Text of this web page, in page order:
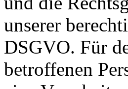
unserer
DSGVO. Für
betroffenen